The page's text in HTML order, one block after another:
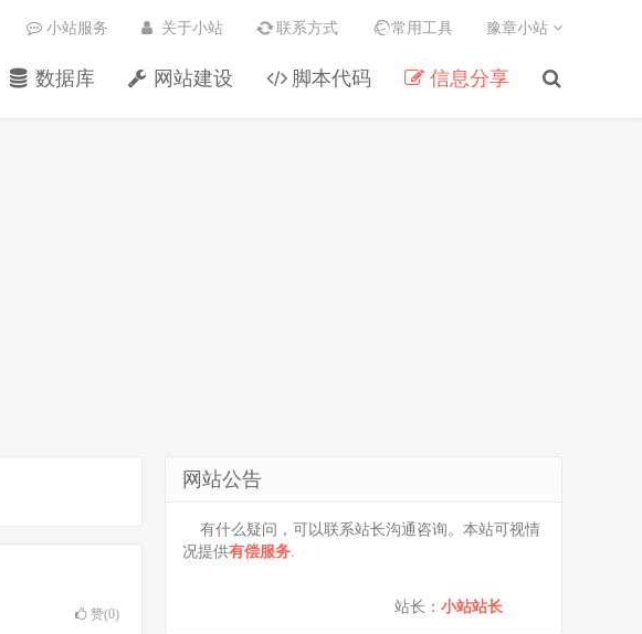
数据库 网站建设 脚本代码 信息分享
小站服务 关于小站 联系方式 常用工具 豫章小站
赞(0)
网站公告
有什么疑问，可以联系站长沟通咨询。本站可视情
况提供有偿服务.
站长： 小站站长